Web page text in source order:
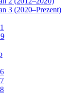
3 (2020–Prezent)